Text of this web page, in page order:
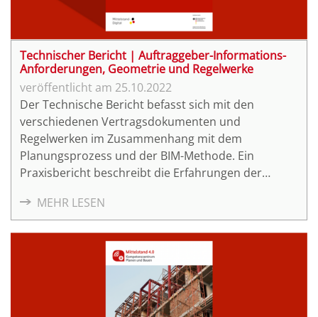
Technischer Bericht | Auftraggeber-Informations-
Anforderungen, Geometrie und Regelwerke
25.10.2022
Der Technische Bericht befasst sich mit den
verschiedenen Vertragsdokumenten und
Regelwerken im Zusammenhang mit dem
Planungsprozess und der BIM-Methode. Ein
Praxisbericht beschreibt die Erfahrungen der
Informations-Anforderungen (AIA) und BIM-
Abwicklungsplan (BAP) anhand eines
Wohngebäudes.
MEHR LESEN